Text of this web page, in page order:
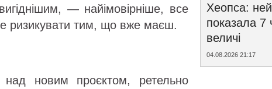
— найімовірніше, все
ризикувати тим, що вже маєш.
новим проєктом, ретельно
Хеопса:
показала 7
величі
04.08.2026 21:17